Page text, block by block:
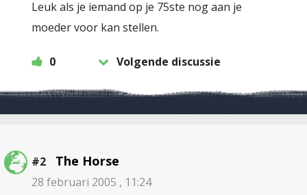
Leuk als je iemand op je 75ste nog aan je
moeder voor kan stellen.
0 Volgende discussie
#2 The Horse
28 februari 2005 , 11:24